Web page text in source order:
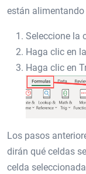
están
Seleccione la
Haga clic en
Haga clic en
Los pasos
dirán qué celdas
celda